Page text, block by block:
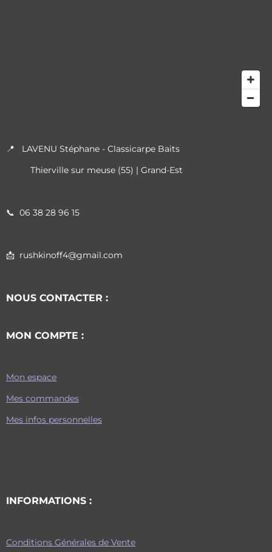
📍 LAVENU Stéphane - Classicarpe Baits
Thierville sur meuse (55) | Grand-Est
📞 06 38 28 96 15
📩 rushkinoff4@gmail.com
NOUS CONTACTER :
MON COMPTE :
Mon espace
Mes commandes
Mes infos personnelles
INFORMATIONS :
Conditions Générales de Vente